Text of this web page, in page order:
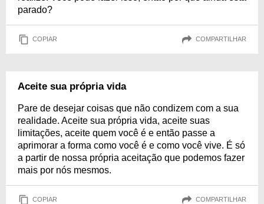
parado?
COPIAR COMPARTILHAR
Aceite sua própria vida
Pare de desejar coisas que não condizem com a sua
realidade. Aceite sua própria vida, aceite suas
limitações, aceite quem você é e então passe a
aprimorar a forma como você é e como você vive. É só
a partir de nossa própria aceitação que podemos fazer
mais por nós mesmos.
COPIAR COMPARTILHAR